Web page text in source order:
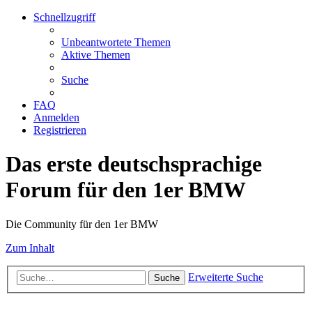
Schnellzugriff
Unbeantwortete Themen
Aktive Themen
Suche
FAQ
Anmelden
Registrieren
Das erste deutschsprachige
Forum für den 1er BMW
Die Community für den 1er BMW
Zum Inhalt
Suche Erweiterte Suche